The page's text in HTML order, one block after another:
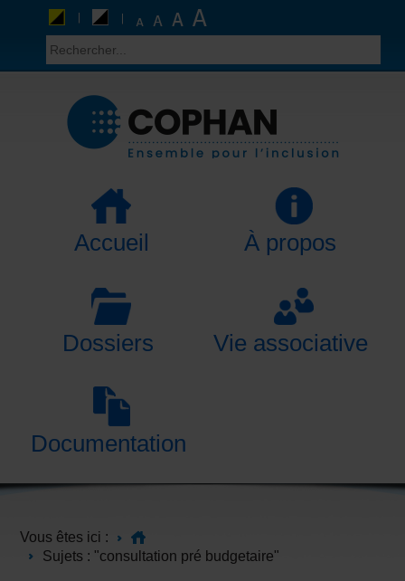
Accueil À propos
Dossiers Vie associative
Documentation
Vous êtes ici :
Sujets : "consultation pré budgetaire"